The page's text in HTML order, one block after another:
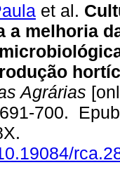
et al.
a melhoria
Agrárias
700.